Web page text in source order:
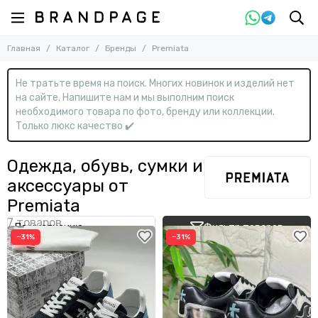
Назад
Бренды
Смотреть все бренды
0-9
13DE Marzo
A
Acne Studios
Adidas
ALAÏA
Alessandra Rich
Alex Perry
Alexander McQueen
Alexander Wang
Alexandere Vauthier
Ambush
AMI Paris
Amina Muaddi
AMIRI
Angelo Galasso
Главная Каталог Бренды Premiata
Не тратьте время на поиск. Многих новинок и изделий нет
на сайте. Напишите нам и мы выполним поиск
необходимого товара по фото, бренду или коллекции.
Только люкс качество ✔️
Одежда, обувь, сумки и
аксессуары от
Premiata
Фильтр товаров
−31% −31%